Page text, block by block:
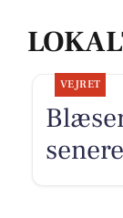
VEJRET
senere